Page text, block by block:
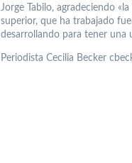
Jorge Tabilo, agradeciendo
superior, que ha trabajado
desarrollando para tener una
Periodista Cecilia Becker